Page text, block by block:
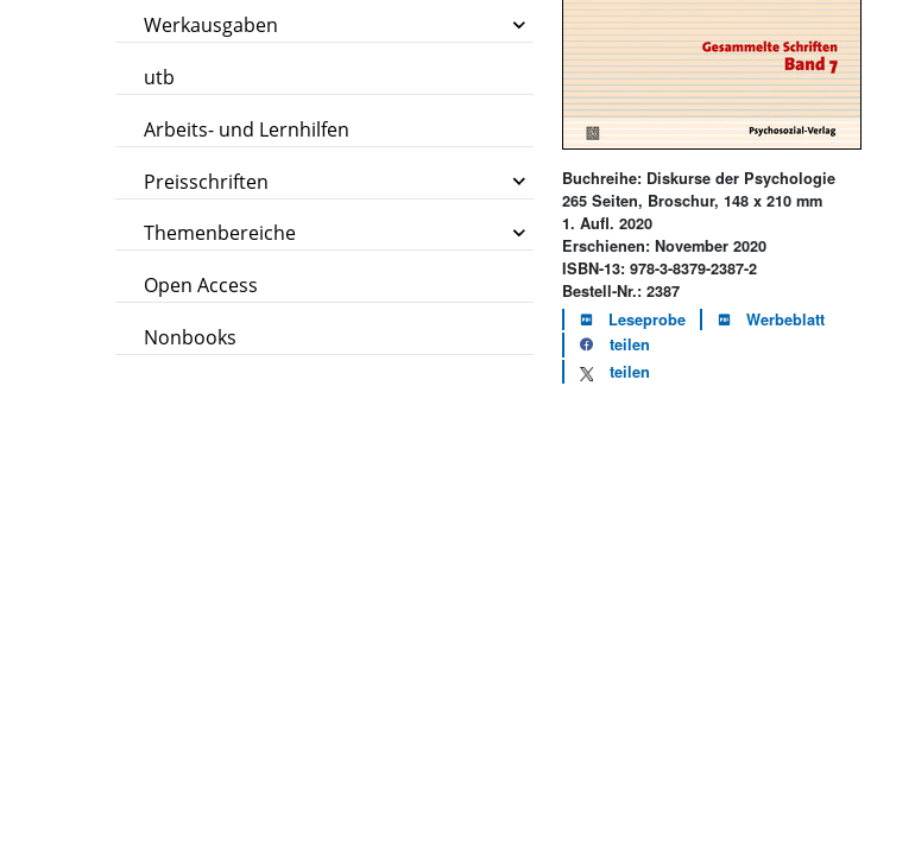
Werkausgaben
utb
Arbeits- und Lernhilfen
Preisschriften
Themenbereiche
Open Access
Nonbooks
Buchreihe: Diskurse der Psychologie
265 Seiten, Broschur, 148 x 210 mm
1. Aufl. 2020
Erschienen: November 2020
ISBN-13: 978-3-8379-2387-2
Bestell-Nr.: 2387
Leseprobe
Werbeblatt
teilen
teilen